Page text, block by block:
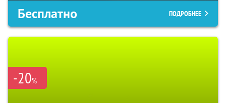
Бесплатно ПОДРОБНЕЕ
-20%